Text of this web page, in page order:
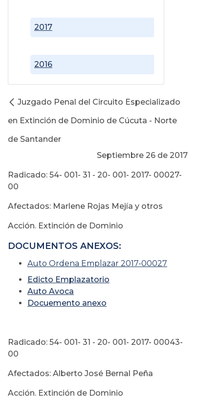
2016
2017
Juzgado Penal del Circuito Especializado
en Extinción de Dominio de Cúcuta - Norte
de Santander
Septiembre 26 de 2017
Radicado: 54- 001- 31 - 20- 001- 2017- 00027-
00
Afectados: Marlene Rojas Mejía y otros
Acción. Extinción de Dominio
DOCUMENTOS ANEXOS:
Auto Ordena Emplazar 2017-00027
Edicto Emplazatorio
Auto Avoca
Docuemento anexo
Radicado: 54- 001- 31 - 20- 001- 2017- 00043-
00
Afectados: Alberto José Bernal Peña
Acción. Extinción de Dominio